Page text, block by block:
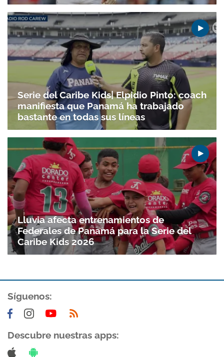
Gracias por suscribirte a nuestro boletín.
ACEPTAR
Serie del Caribe Kids| Elpidio Pinto: coach
manifiesta que Panamá ha trabajado
bastante en todas sus líneas
Lluvia afecta entrenamientos de
Federales de Panamá para la Serie del
Caribe Kids 2026
Síguenos:
Descubre nuestras apps: